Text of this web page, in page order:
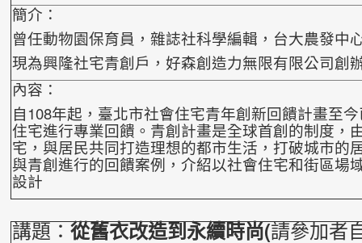
簡介：
曾任動物園保育員，雜誌社科學編輯，台大農發中
現為興隆社宅青創戶，好森創造力無限有限公司創
內容：
自108年起，臺北市社會住宅青年創新回饋計畫至
住宅進行專業回饋。青創計畫是全球首創的制度，
宅，與居民共同打造理想的都市生活，打破城市的
與青創進行的回饋案例，介紹以社會住宅和街區場
設計
講題：從舊衣改造到永續時尚(請參加者